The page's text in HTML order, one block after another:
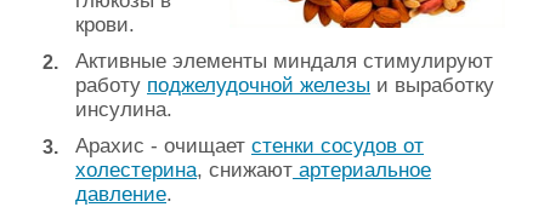
крови.
Активные элементы миндаля стимулируют
работу поджелудочной железы и выработку
инсулина.
Арахис - очищает стенки сосудов от
холестерина, снижают артериальное
давление.